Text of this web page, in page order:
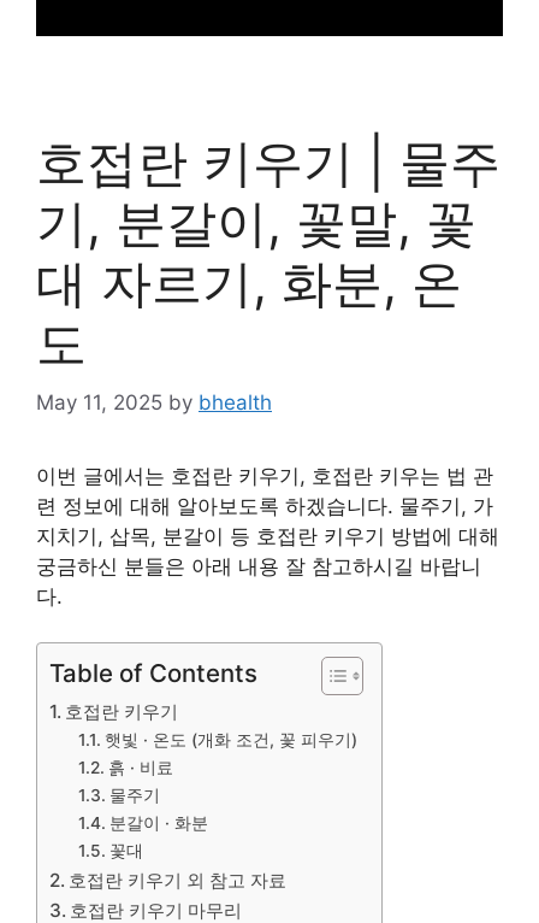
호접란 키우기 | 물주
기, 분갈이, 꽃말, 꽃
대 자르기, 화분, 온
도
May 11, 2025 by bhealth
이번 글에서는 호접란 키우기, 호접란 키우는 법 관
련 정보에 대해 알아보도록 하겠습니다. 물주기, 가
지치기, 삽목, 분갈이 등 호접란 키우기 방법에 대해
궁금하신 분들은 아래 내용 잘 참고하시길 바랍니
다.
Table of Contents
호접란 키우기
햇빛 · 온도 (개화 조건, 꽃 피우기)
흙 · 비료
물주기
분갈이 · 화분
꽃대
호접란 키우기 외 참고 자료
호접란 키우기 마무리